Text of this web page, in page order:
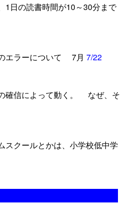
1日の読書時間が10～30分まで
エラーについて 7月 7/22
確信によって動く。 なぜ、そ
スクールとかは、小学校低中学